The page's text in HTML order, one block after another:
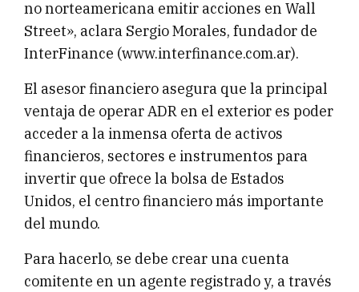
no norteamericana emitir acciones en Wall
Street», aclara Sergio Morales, fundador de
InterFinance (www.interfinance.com.ar).
El asesor financiero asegura que la principal
ventaja de operar ADR en el exterior es poder
acceder a la inmensa oferta de activos
financieros, sectores e instrumentos para
invertir que ofrece la bolsa de Estados
Unidos, el centro financiero más importante
del mundo.
Para hacerlo, se debe crear una cuenta
comitente en un agente registrado y, a través